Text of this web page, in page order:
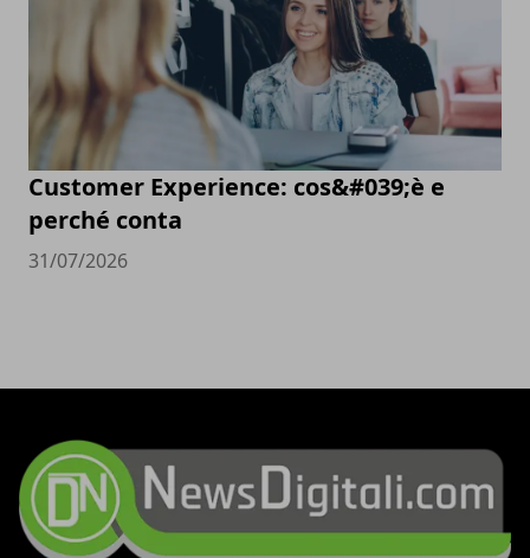
Customer Experience: cos&#039;è e
perché conta
31/07/2026